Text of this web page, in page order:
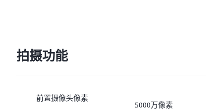
拍摄功能
前置摄像头像素
5000万像素